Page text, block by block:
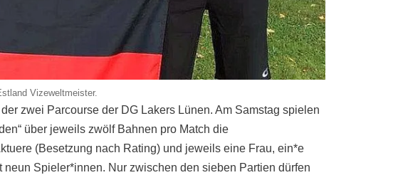
Vizeweltmeister.
zwei Parcourse der DG Lakers Lünen. Am Samstag spielen
über jeweils zwölf Bahnen pro Match die
(Besetzung nach Rating) und jeweils eine Frau, ein*e
Spieler*innen. Nur zwischen den sieben Partien dürfen